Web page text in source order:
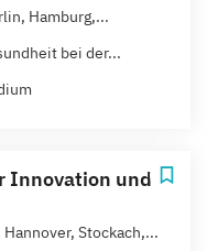
Hamburg,...
bei der...
Innovation und
Stockach,...